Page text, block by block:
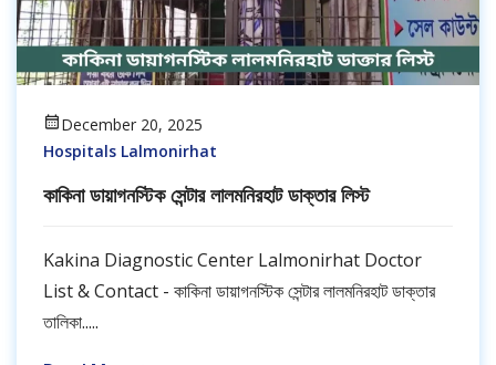
December 20, 2025
Hospitals Lalmonirhat
কাকিনা ডায়াগনস্টিক সেন্টার লালমনিরহাট ডাক্তার লিস্ট
Kakina Diagnostic Center Lalmonirhat Doctor
List & Contact - কাকিনা ডায়াগনস্টিক সেন্টার লালমনিরহাট ডাক্তার
তালিকা.....